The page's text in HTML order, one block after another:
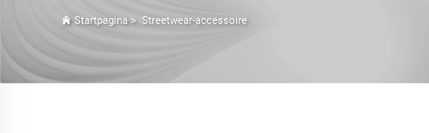
Startpagina> Streetwear-accessoire